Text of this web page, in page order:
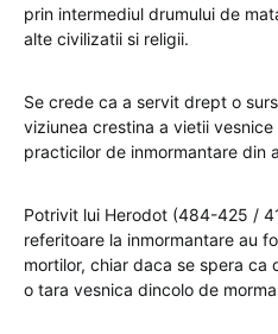
prin intermediul drumului de
alte civilizatii si religii.
Se crede ca a servit drept o
viziunea crestina a vietii
practicilor de inmormantare din
Potrivit lui Herodot (484-425 /
referitoare la inmormantare au
mortilor, chiar daca se spera
o tara vesnica dincolo de